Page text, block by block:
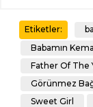
Etiketler:
Babamın
Father Of The
Görünmez
Sweet Girl